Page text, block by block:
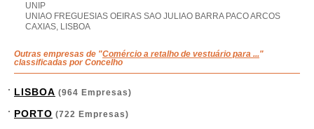
UNIP
UNIAO FREGUESIAS OEIRAS SAO JULIAO BARRA PACO ARCOS
CAXIAS, LISBOA
Outras empresas de "Comércio a retalho de vestuário para ..."
classificadas por Concelho
LISBOA (964 Empresas)
PORTO (722 Empresas)